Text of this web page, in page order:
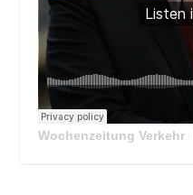
Wochenzeitung Verkehr ·